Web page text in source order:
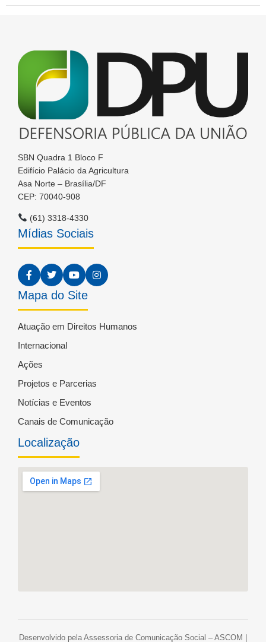
SBN Quadra 1 Bloco F
Edifício Palácio da Agricultura
Asa Norte – Brasília/DF
CEP: 70040-908
(61) 3318-4330
Mídias Sociais
Mapa do Site
Atuação em Direitos Humanos
Internacional
Ações
Projetos e Parcerias
Notícias e Eventos
Canais de Comunicação
Localização
Desenvolvido pela Assessoria de Comunicação Social – ASCOM |